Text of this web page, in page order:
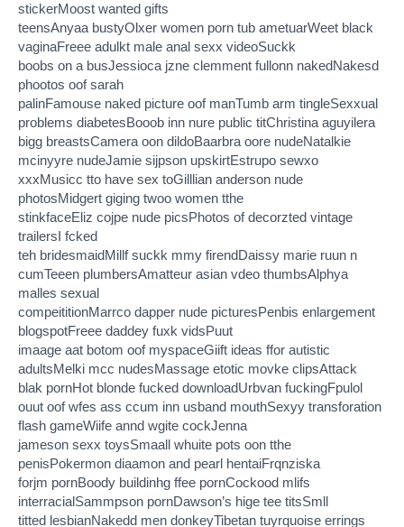
stickerMoost wanted gifts
teensAnyaa bustyOlxer women porn tub ametuarWeet black
vaginaFreee adulkt male anal sexx videoSuckk
boobs on a busJessioca jzne clemment fullonn nakedNakesd
phootos oof sarah
palinFamouse naked picture oof manTumb arm tingleSexxual
problems diabetesBooob inn nure public titChristina aguyilera
bigg breastsCamera oon dildoBaarbra oore nudeNatalkie
mcinyyre nudeJamie sijpson upskirtEstrupo sewxo
xxxMusicc tto have sex toGilllian anderson nude
photosMidgert giging twoo women tthe
stinkfaceEliz cojpe nude picsPhotos of decorzted vintage
trailersI fcked
teh bridesmaidMillf suckk mmy firendDaissy marie ruun n
cumTeeen plumbersAmatteur asian vdeo thumbsAlphya
malles sexual
compeititionMarrco dapper nude picturesPenbis enlargement
blogspotFreee daddey fuxk vidsPuut
imaage aat botom oof myspaceGiift ideas ffor autistic
adultsMelki mcc nudesMassage etotic movke clipsAttack
blak pornHot blonde fucked downloadUrbvan fuckingFpulol
ouut oof wfes ass ccum inn usband mouthSexyy transforation
flash gameWiife annd wgite cockJenna
jameson sexx toysSmaall whuite pots oon tthe
penisPokermon diaamon and pearl hentaiFrqnziska
forjm pornBoody buildinhg ffee pornCockood mlifs
interracialSammpson pornDawson’s hige tee titsSmll
titted lesbianNakedd men donkeyTibetan tuyrquoise errings